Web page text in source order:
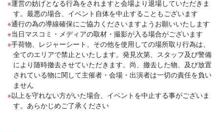
運営の妨げとなる行為をされますと会場より退場していただきま
す。最悪の場合、イベント自体を中止することもございます
通行の為の導線確保にご協力くださいますようお願いいたします
当日マスコミ・メディアの取材・撮影が入る場合がございます
手荷物、レジャーシート、その他を使用しての場所取り行為は、
全てのエリアで禁止といたします。発見次第、スタッフ及び警備
により随時撤去させていただきます。尚、撤去した物、及び放置
されている物に関して主催者・会場・出演者は一切の責任を負い
ません
以上を守れない方がいた場合、イベントを中止する事がございま
す。あらかじめご了承ください